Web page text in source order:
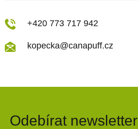
+420 773 717 942
kopecka@canapuff.cz
Odebírat newsletter